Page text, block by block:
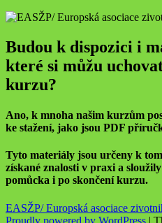
Budou k dispozici i
které si můžu
kurzu?
Ano, k mnoha našim kurzům
ke stažení, jako jsou PDF
Tyto materiály jsou určeny k
získané znalosti v praxi a
pomůcka i po skončení kurzu.
EASŽP/ Europská asociace
Proudly powered by WordPress |